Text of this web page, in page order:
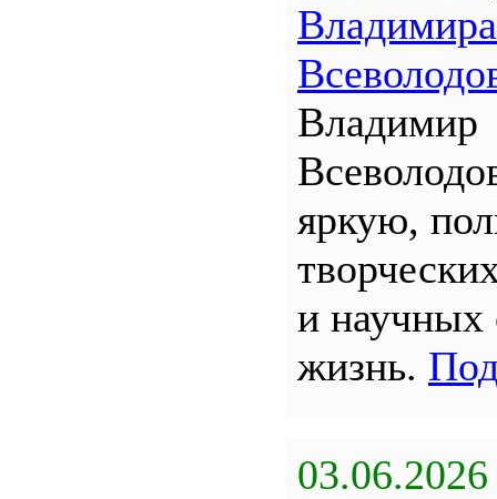
Владимира
Владимир
яркую,
и научных
жизнь.
03.06.2026